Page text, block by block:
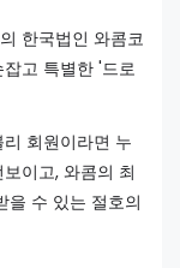
한국법인 와콤코
고 특별한 '드로
회원이라면 누
이고, 와콤의 최
을 수 있는 절호의